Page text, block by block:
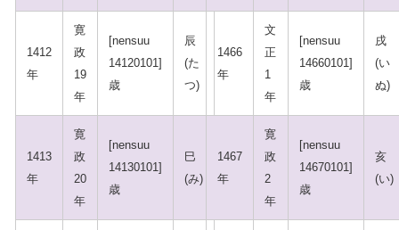
1412
年
寛
政
19
年
[nensuu
14120101]
歳
辰
(た
つ)
1413
年
寛
政
20
年
[nensuu
14130101]
歳
巳
(み)
1466
年
文
正
1
年
[nensuu
14660101]
歳
戌
(い
ぬ)
1467
年
寛
政
2
年
[nensuu
14670101]
歳
亥
(い)